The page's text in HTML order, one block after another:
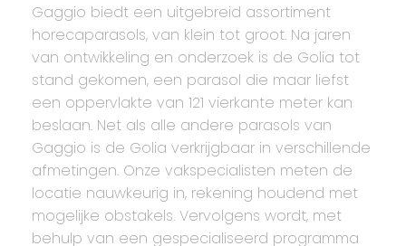
Gaggio biedt een uitgebreid assortiment
horecaparasols, van klein tot groot. Na jaren
van ontwikkeling en onderzoek is de Golia tot
stand gekomen, een parasol die maar liefst
een oppervlakte van 121 vierkante meter kan
beslaan. Net als alle andere parasols van
Gaggio is de Golia verkrijgbaar in verschillende
afmetingen. Onze vakspecialisten meten de
locatie nauwkeurig in, rekening houdend met
mogelijke obstakels. Vervolgens wordt, met
behulp van een gespecialiseerd programma